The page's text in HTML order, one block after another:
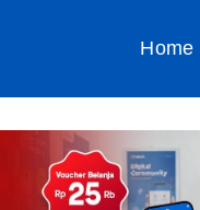
Home